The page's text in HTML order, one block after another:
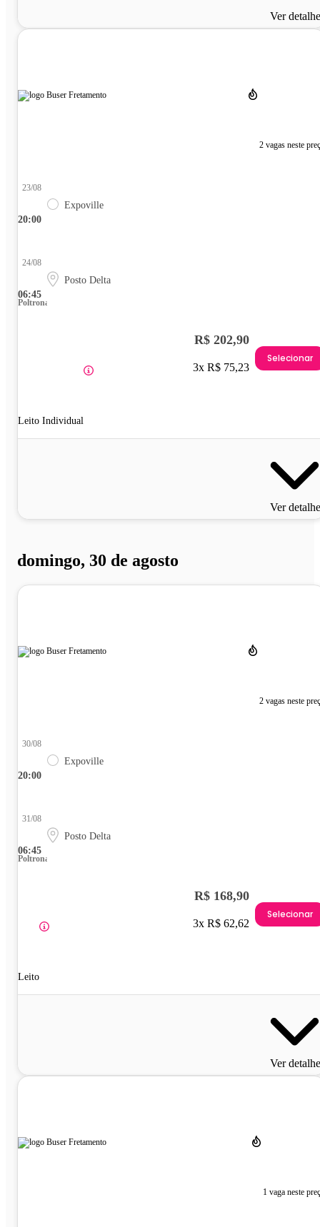
Ver
2 vagas neste
20:00
23/08
Expoville
06:45
24/08
Posto Delta
Poltrona
Leito Individual
R$ 202,90
3x R$ 75,23
Selecionar
Ver
domingo, 30 de agosto
2 vagas neste
20:00
30/08
Expoville
06:45
31/08
Posto Delta
Poltrona
Leito
R$ 168,90
3x R$ 62,62
Selecionar
Ver
1 vaga neste